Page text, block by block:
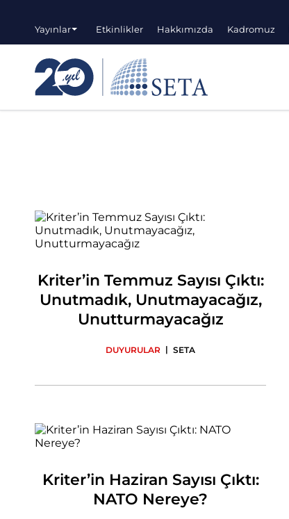
Yayınlar Etkinlikler Hakkımızda Kadromuz
Kriter’in Temmuz Sayısı Çıktı:
Unutmadık, Unutmayacağız,
Unutturmayacağız
DUYURULAR | SETA
Kriter’in Haziran Sayısı Çıktı:
NATO Nereye?